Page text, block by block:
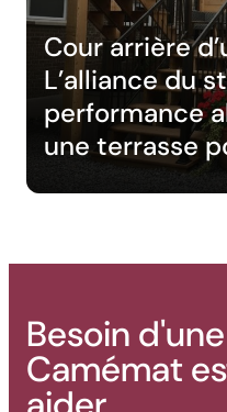
Cour arrière
L’alliance du
performance
une terrasse
Besoin d'une
Camémat